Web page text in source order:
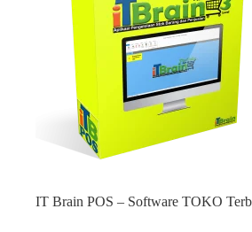
IT Brain POS – Software TOKO